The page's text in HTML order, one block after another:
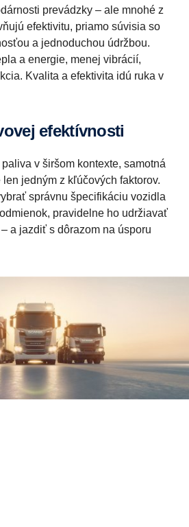
prevádzky – ale mnohé z
efektivitu, priamo súvisia so
a jednoduchou údržbou.
a energie, menej vibrácií,
Kvalita a efektivita idú ruka v
efektívnosti
v širšom kontexte, samotná
jedným z kľúčových faktorov.
správnu špecifikáciu vozidla
pravidelne ho udržiavať
a jazdiť s dôrazom na úsporu